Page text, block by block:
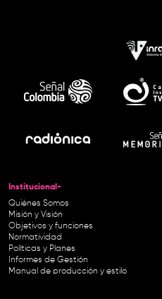
Institucional-
Quiénes Somos
Misión y Visión
Objetivos y funciones
Normatividad
Políticas y Planes
Informes de Gestión
Manual de producción y estilo